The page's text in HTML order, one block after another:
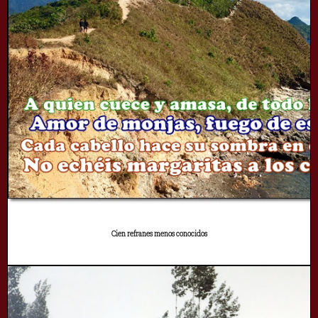
Cien refranes menos conocidos